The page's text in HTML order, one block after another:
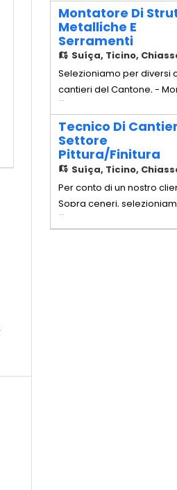
a tempo indeterminato di
Manager Edile esperto
commesse civili e
mano. Principali
Coordinamento integrale
Montatore Di
Metalliche E
Serramenti
Suíça, Ticino,
Selezioniamo per diversi
cantieri del Cantone, -
Strutture Metalliche e
Principali mansioni: -
in cantiere di carpenteria
leggera (parapetti, scale
tettoie). - Installazione di
continue in alluminio/
...
Tecnico Di
Settore
Pittura/Finitura
Suíça, Ticino,
Per conto di un nostro
Sopra ceneri,
Cantiere - Settore Pittura/
...